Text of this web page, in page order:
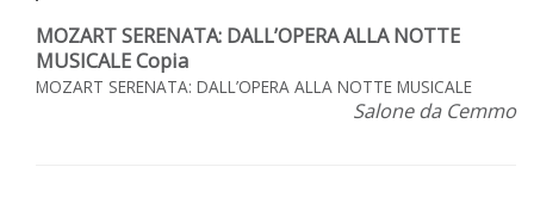
MOZART SERENATA: DALL’OPERA ALLA NOTTE
MUSICALE Copia
MOZART SERENATA: DALL’OPERA ALLA NOTTE MUSICALE
Salone da Cemmo